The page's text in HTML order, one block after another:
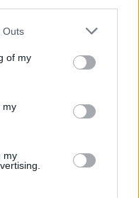
one or more Google
You may click to
its third-party tags to
in below Google
Outs
of my
my
my
numero +39